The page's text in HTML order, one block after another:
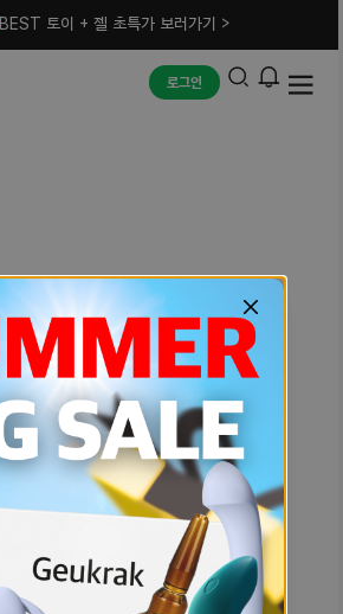
BEST 토이 + 젤 초특가 보러가기 >
로그인
예상치 못한 에러입니다.